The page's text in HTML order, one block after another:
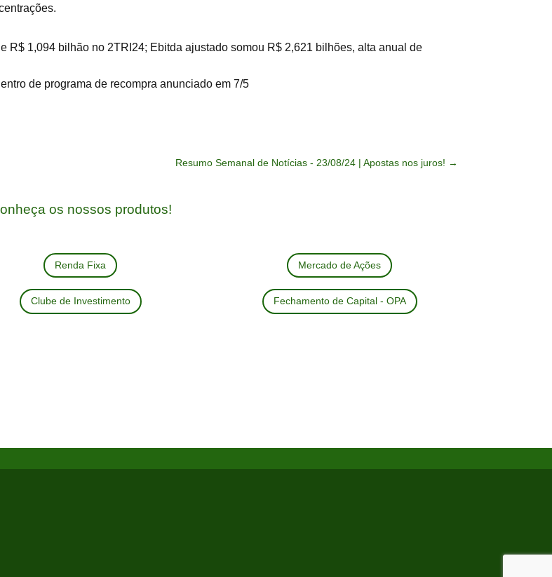
R$ 1,094 bilhão no 2TRI24; Ebitda ajustado somou R$ 2,621 bilhões, alta anual de
de programa de recompra anunciado em 7/5
Resumo Semanal de Notícias - 23/08/24 | Apostas nos juros! →
os nossos produtos!
Renda Fixa
Clube de Investimento
Mercado de Ações
Fechamento de Capital - OPA